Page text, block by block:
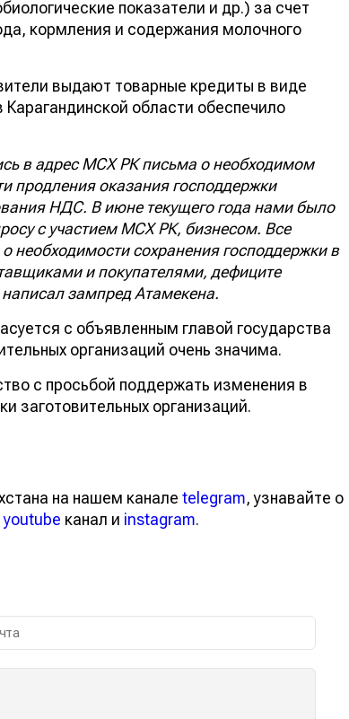
показатели и др.) за счет
кормления и содержания молочного
выдают товарные кредиты в виде
области обеспечило
в адрес МСХ РК письма о необходимом
продления оказания господдержки
НДС. В июне текущего года нами было
с участием МСХ РК, бизнесом. Все
необходимости сохранения господдержки в
и покупателями, дефиците
зампред Атамекена.
с объявленным главой государства
организаций очень значима.
с просьбой поддержать изменения в
заготовительных организаций.
на нашем канале telegram, узнавайте о
youtube канал и instagram.